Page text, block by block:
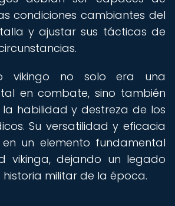
condiciones cambiantes del
y ajustar sus tácticas de
vikingo no solo era una
en combate, sino también
habilidad y destreza de los
Su versatilidad y eficacia
un elemento fundamental
vikinga, dejando un legado
militar de la época.